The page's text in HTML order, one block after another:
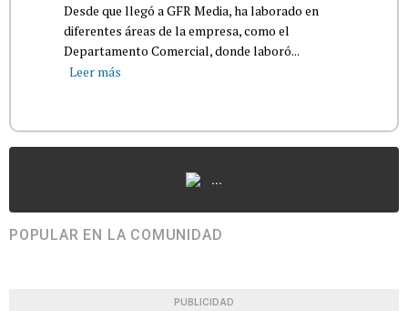
Desde que llegó a GFR Media, ha laborado en
diferentes áreas de la empresa, como el
Departamento Comercial, donde laboró...
Leer más
...
POPULAR EN LA COMUNIDAD
PUBLICIDAD